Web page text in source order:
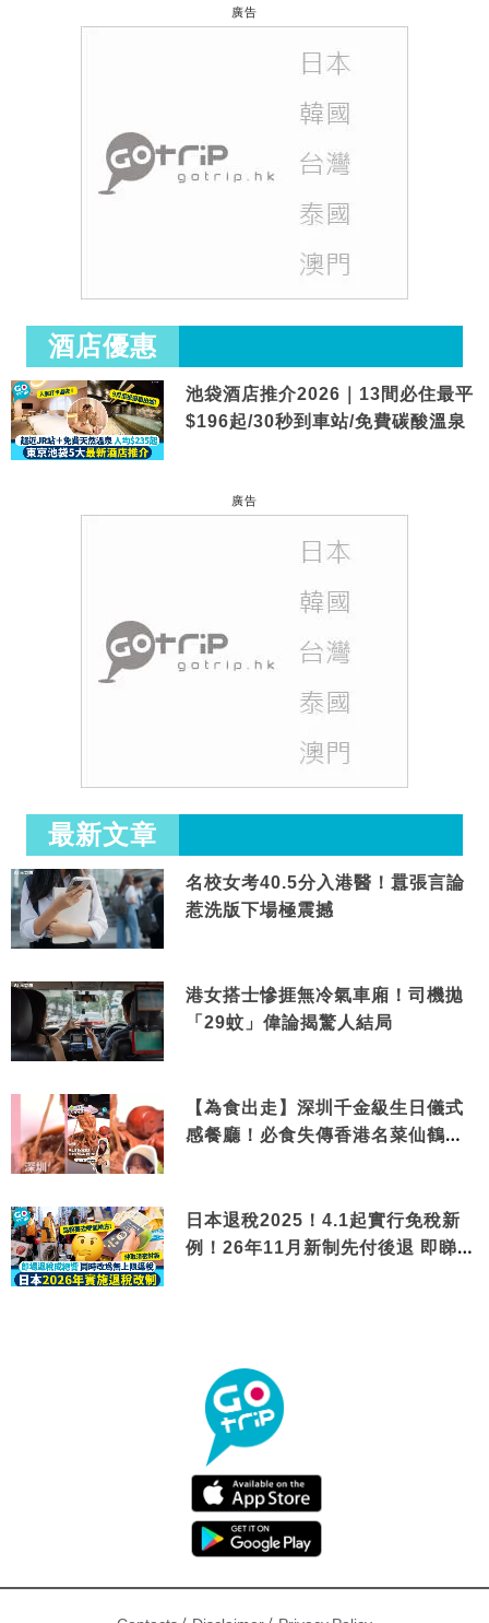
廣告
酒店優惠
池袋酒店推介2026｜13間必住最平
$196起/30秒到車站/免費碳酸溫泉
廣告
最新文章
名校女考40.5分入港醫！囂張言論
惹洗版下場極震撼
港女搭士慘捱無冷氣車廂！司機拋
「29蚊」偉論揭驚人結局
【為食出走】深圳千金級生日儀式
感餐廳！必食失傳香港名菜仙鶴神
日本退稅2025！4.1起實行免稅新
例！26年11月新制先付後退 即睇步